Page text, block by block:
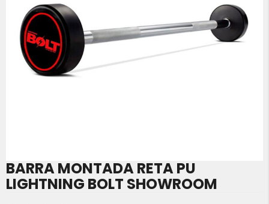
BARRA MONTADA RETA PU
LIGHTNING BOLT SHOWROOM
Saltar
para
o